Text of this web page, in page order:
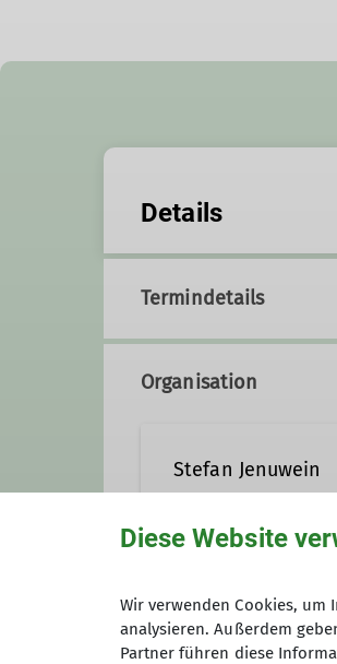
Details
Termindetails
Organisation
Stefan Jenuwein
Qualifikationen
Anmeldung
Diese Website
Wir verwenden Cookies,
analysieren. Außerdem
Partner führen diese